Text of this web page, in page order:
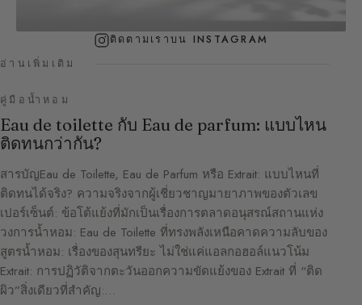
ติดตามเราบน INSTAGRAM
อ่านเพิ่มเติม
คู่มือน้ำหอม
Eau de toilette กับ Eau de parfum: แบบไหน
ติดทนกว่ากัน?
สารบัญEau de Toilette, Eau de Parfum หรือ Extrait: แบบไหนที่
ติดทนได้จริง? ความจริงจากผู้เชี่ยวชาญมายาภาพของตัวเลข
เปอร์เซ็นต์: ข้อโต้แย้งที่มักเป็นเรื่องการตลาดอนุสรณ์สถานแห่ง
วงการน้ำหอม: Eau de Toilette ที่ทรงพลังเหนือคาดความลับของ
สูตรน้ำหอม: เรื่องของสุนทรียะ ไม่ใช่แค่แอลกอฮอล์แนวโน้ม
Extrait: การปฏิวัติจากตะวันออกความขัดแย้งของ Extrait ที่ “ติด
ผิว”สิ่งเดียวที่สำคัญ:…